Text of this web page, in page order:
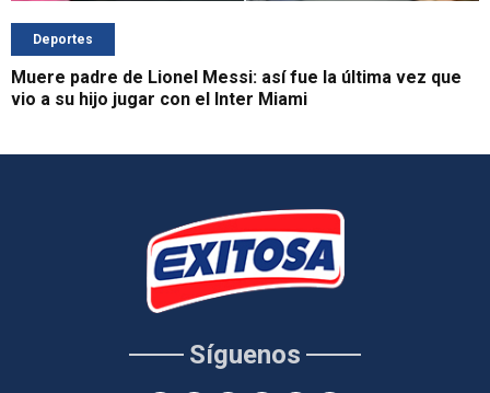
Deportes
Muere padre de Lionel Messi: así fue la última vez que
vio a su hijo jugar con el Inter Miami
Síguenos